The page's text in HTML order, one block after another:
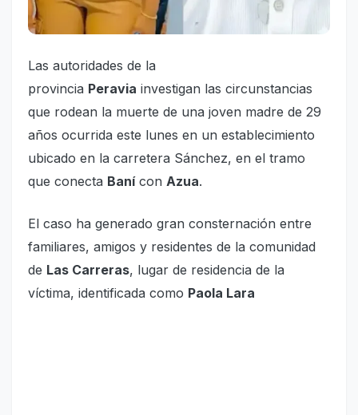
Las autoridades de la
provincia Peravia investigan las circunstancias
que rodean la muerte de una joven madre de 29
años ocurrida este lunes en un establecimiento
ubicado en la carretera Sánchez, en el tramo
que conecta Banícon Azua.
El caso ha generado gran consternación entre
familiares, amigos y residentes de la comunidad
de Las Carreras, lugar de residencia de la
víctima, identificada como Paola Lara